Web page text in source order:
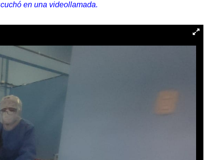
en una videollamada.